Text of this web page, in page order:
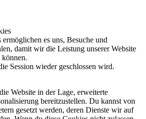
es uns, Besuche und
damit wir die Leistung unserer Website
können.
Session wieder geschlossen wird.
Website in der Lage, erweiterte
bereitzustellen. Du kannst von
gesetzt werden, deren Dienste wir auf